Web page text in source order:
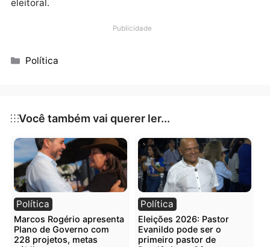
expressiva votação de Montes aliado ao grande
número de candidatos da sigla.
do jogo e indicado um candidato para o substituir, o
eleitoral.
Publicidade
Categorias
Política
Você também vai querer ler...